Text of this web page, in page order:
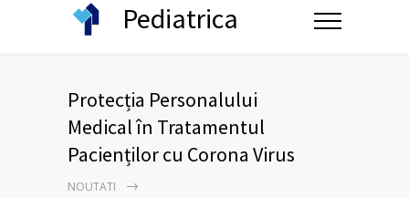
Pediatrica
Protecția Personalului
Medical în Tratamentul
Pacienților cu Corona Virus
NOUTATI